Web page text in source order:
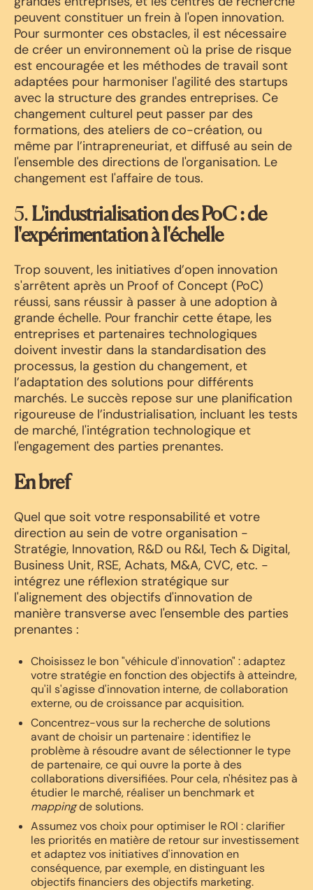
peuvent constituer un frein à l'open innovation.
Pour surmonter ces obstacles, il est nécessaire
de créer un environnement où la prise de risque
est encouragée et les méthodes de travail sont
adaptées pour harmoniser l'agilité des startups
avec la structure des grandes entreprises. Ce
changement culturel peut passer par des
formations, des ateliers de co-création, ou
même par l’intrapreneuriat, et diffusé au sein de
l'ensemble des directions de l'organisation. Le
changement est l'affaire de tous.
5.L'industrialisation des PoC : de
l'expérimentation à l'échelle
Trop souvent, les initiatives d’open innovation
s'arrêtent après un Proof of Concept (PoC)
réussi, sans réussir à passer à une adoption à
grande échelle. Pour franchir cette étape, les
entreprises et partenaires technologiques
doivent investir dans la standardisation des
processus, la gestion du changement, et
l’adaptation des solutions pour différents
marchés. Le succès repose sur une planification
rigoureuse de l’industrialisation, incluant les tests
de marché, l'intégration technologique et
l'engagement des parties prenantes.
En bref
Quel que soit votre responsabilité et votre
direction au sein de votre organisation -
Stratégie, Innovation, R&D ou R&I, Tech & Digital,
Business Unit, RSE, Achats, M&A, CVC, etc. -
intégrez une réflexion stratégique sur
l'alignement des objectifs d'innovation de
manière transverse avec l'ensemble des parties
prenantes :
Choisissez le bon "véhicule d'innovation" : adaptez
votre stratégie en fonction des objectifs à atteindre,
qu'il s'agisse d'innovation interne, de collaboration
externe, ou de croissance par acquisition.
Concentrez-vous sur la recherche de solutions
avant de choisir un partenaire : identifiez le
problème à résoudre avant de sélectionner le type
de partenaire, ce qui ouvre la porte à des
collaborations diversifiées. Pour cela, n'hésitez pas à
étudier le marché, réaliser un benchmark et
mappingde solutions.
Assumez vos choix pour optimiser le ROI : clarifier
les priorités en matière de retour sur investissement
et adaptez vos initiatives d'innovation en
conséquence, par exemple, en distinguant les
objectifs financiers des objectifs marketing.